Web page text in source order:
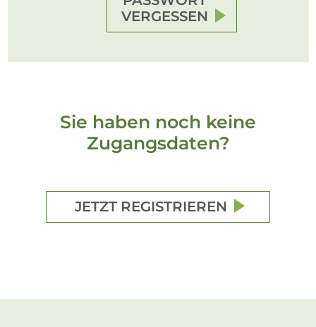
VERGESSEN
Sie haben noch keine
Zugangsdaten?
JETZT REGISTRIEREN